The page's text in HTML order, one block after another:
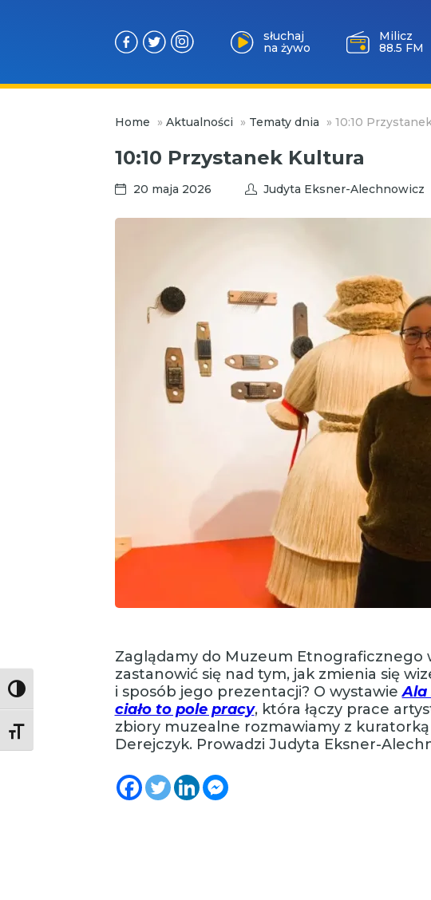
Toggle High Contrast
Toggle Font size
słuchaj
na żywo
Milicz
88.5 FM
Home » Aktualności » Tematy dnia » 10:10
10:10 Przystanek Kultura
20 maja 2026 Judyta Eksner-Alechnowicz
Zaglądamy do Muzeum Etnograficznego
zastanowić się nad tym, jak zmienia się
i sposób jego prezentacji? O wystawieAla
ciało to pole pracy, która łączy prace
zbiory muzealne rozmawiamy z
Derejczyk. Prowadzi Judyta Eksner-